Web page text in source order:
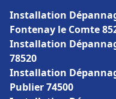
Installation
Fontenay le Comte
Installation
78520
Installation
Publier 74500